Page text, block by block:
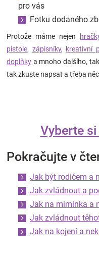
pro vás
Fotku dodaného
Protože máme nejen
pistole, zápisníky, kreativní
doplňky a mnoho dalšího,
tak zkuste napsat a třeba
Vyberte
Pokračujte v
Jak být rodičem a
Jak zvládnout a
Jak na miminka a
Jak zvládnout
Jak na kojení a